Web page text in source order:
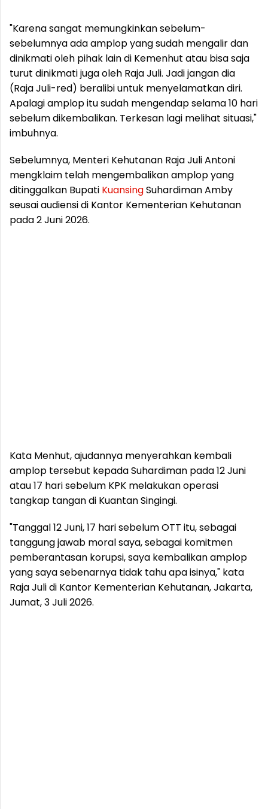
"Karena sangat memungkinkan sebelum-
sebelumnya ada amplop yang sudah mengalir dan
dinikmati oleh pihak lain di Kemenhut atau bisa saja
turut dinikmati juga oleh Raja Juli. Jadi jangan dia
(Raja Juli-red) beralibi untuk menyelamatkan diri.
Apalagi amplop itu sudah mengendap selama 10 hari
sebelum dikembalikan. Terkesan lagi melihat situasi,"
imbuhnya.
Sebelumnya, Menteri Kehutanan Raja Juli Antoni
mengklaim telah mengembalikan amplop yang
ditinggalkan Bupati KuansingSuhardiman Amby
seusai audiensi di Kantor Kementerian Kehutanan
pada 2 Juni 2026.
Kata Menhut, ajudannya menyerahkan kembali
amplop tersebut kepada Suhardiman pada 12 Juni
atau 17 hari sebelum KPK melakukan operasi
tangkap tangan di Kuantan Singingi.
"Tanggal 12 Juni, 17 hari sebelum OTT itu, sebagai
tanggung jawab moral saya, sebagai komitmen
pemberantasan korupsi, saya kembalikan amplop
yang saya sebenarnya tidak tahu apa isinya," kata
Raja Juli di Kantor Kementerian Kehutanan, Jakarta,
Jumat, 3 Juli 2026.